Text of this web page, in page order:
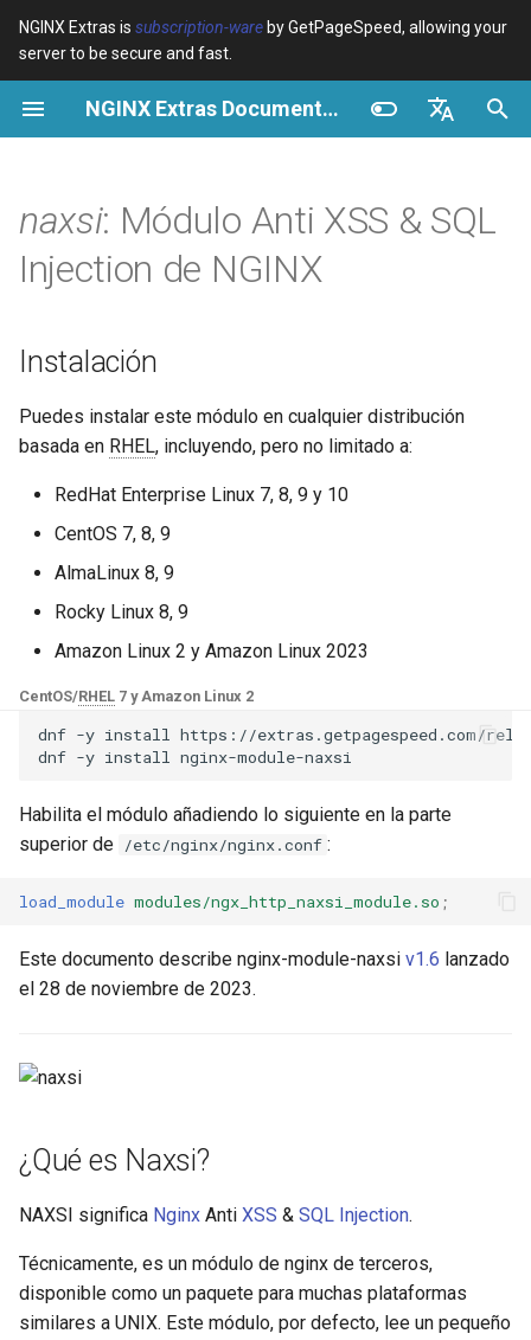
NGINX Extras is subscription-ware by GetPageSpeed, allowing your
server to be secure and fast.
NGINX Extras Documentation
Español
中文
I
n
i
z
u
e
Variables $bot_name
$bot_producer
$browser_name
$browser_version
$device_type
$is_bot
$is_console
$is_desktop
$is_wearable
$os_family
$os_name
Examples
Directives geoip2
geoip2_proxy
Examples
¿Qué es Naxsi?
¿Por qué es diferente?
repositorio?
Soporte
GitHub
acme
ada
aws-sdk
balancer
base-encoding
cache
consul-event
cookie
core
cors
ctxdump
dns-server
dns
etcd
exec
Cache
Rendimiento
Seguridad
RHEL/CentOS
NGINX-MOD - NGINX
salud para RHEL
Servidor Web Tengine -
Instalar en RHEL, CentOS y
Módulos de NGINX para el
Panel de Control de Plesk -
Módulos de NGINX de cPanel
una potencia de rendimiento y
seguridad
NGINX - Paquetes RPM para
RHEL y CentOS
Servidor Web Angie - Instalar
Linux y AlmaLinux
naxsi: Módulo Anti XSS & SQL
Injection de NGINX
Instalación
Puedes instalar este módulo en cualquier distribución
basada en RHEL, incluyendo, pero no limitado a:
RedHat Enterprise Linux 7, 8, 9 y 10
CentOS 7, 8, 9
AlmaLinux 8, 9
Rocky Linux 8, 9
Amazon Linux 2 y Amazon Linux 2023
CentOS/RHEL 7 y Amazon Linux 2
dnf -y install
https://extras.getpagespeed.com/
dnf -y install
Habilita el módulo añadiendo lo siguiente en la parte
superior de /etc/nginx/nginx.conf :
load_module modules/ngx_http_naxsi_module.so ;
Este documento describe nginx-module-naxsi v1.6 lanzado
el 28 de noviembre de 2023.
¿Qué es Naxsi?
NAXSI significa Nginx Anti XSS & SQL Injection.
Técnicamente, es un módulo de nginx de terceros,
disponible como un paquete para muchas plataformas
similares a UNIX. Este módulo, por defecto, lee un pequeño